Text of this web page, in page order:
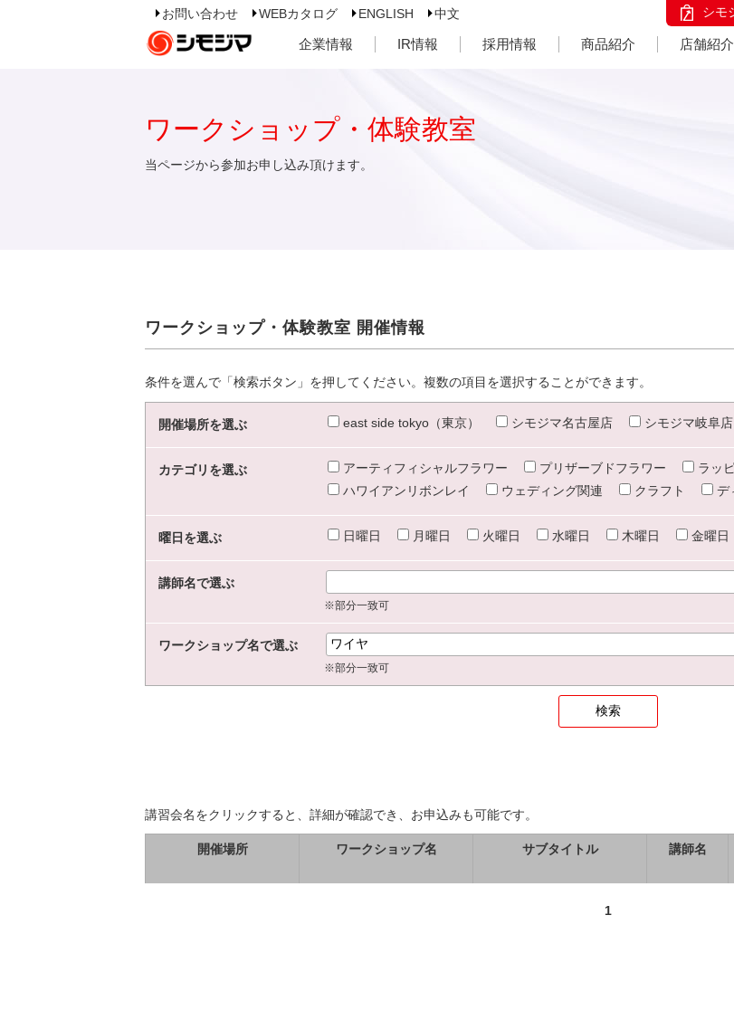
お問い合わせ WEBカタログ ENGLISH 中文 シモ
企業情報 IR情報 採用情報 商品紹介 店舗紹介
ワークショップ・体験教室
当ページから参加お申し込み頂けます。
ワークショップ・体験教室 開催情報
条件を選んで「検索ボタン」を押してください。複数の項目を選択することができます。
開催場所を選ぶ east side tokyo（東京） シモジマ名古屋店 シモジマ岐阜店
カテゴリを選ぶ アーティフィシャルフラワー プリザーブドフラワー ラッ
ハワイアンリボンレイ
ウェディング関連 クラフト デ
曜日を選ぶ 日曜日 月曜日 火曜日 水曜日 木曜日 金曜日
講師名で選ぶ
※部分一致可
ワークショップ名で選ぶ
※部分一致可
講習会名をクリックすると、詳細が確認でき、お申込みも可能です。
開催場所 ワークショップ名 サブタイトル 講師名
1